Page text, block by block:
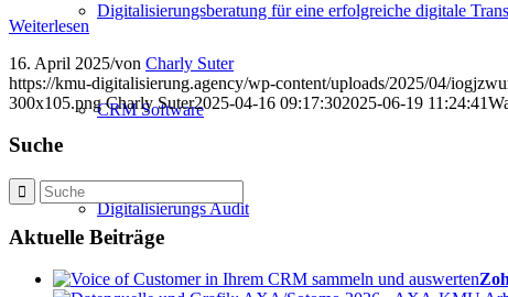
Digitalisierungsberatung für eine erfolgreiche digitale
CRM Software
Digitalisierungs Audit
Weiterlesen
16. April 2025/von Charly Suter
https://kmu-digitalisierung.agency/wp-content/uploads/2025/04/
300x105.png Charly Suter2025-04-16 09:17:302025-06-19 11:24:41
Suche
Aktuelle Beiträge